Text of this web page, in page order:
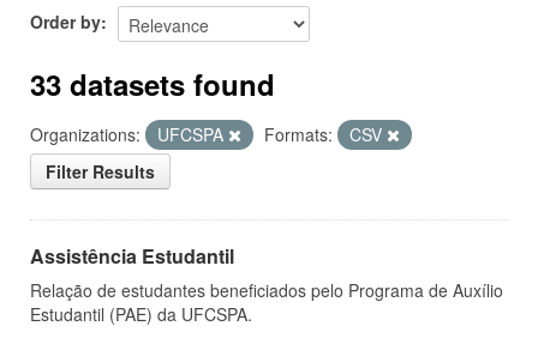
Order by
33 datasets found
Organizations: UFCSPA Formats:
CSV
Filter Results
Assistência Estudantil
Relação de estudantes beneficiados pelo Programa de Auxílio
Estudantil (PAE) da UFCSPA.